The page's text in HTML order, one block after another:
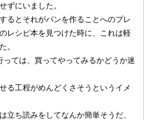
ずにいました。
るとそれがパンを作ることへのプレ
レシピ本を見つけた時に、これは軽
。
ては、買ってやってみるかどうか迷
る工程がめんどくさそうというイメ
立ち読みをしてなんか簡単そうだ、